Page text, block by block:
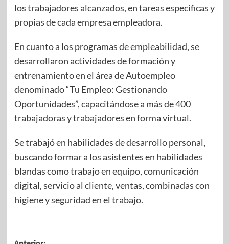
los trabajadores alcanzados, en tareas específicas y
propias de cada empresa empleadora.
En cuanto a los programas de empleabilidad, se
desarrollaron actividades de formación y
entrenamiento en el área de Autoempleo
denominado “Tu Empleo: Gestionando
Oportunidades”, capacitándose a más de 400
trabajadoras y trabajadores en forma virtual.
Se trabajó en habilidades de desarrollo personal,
buscando formar a los asistentes en habilidades
blandas como trabajo en equipo, comunicación
digital, servicio al cliente, ventas, combinadas con
higiene y seguridad en el trabajo.